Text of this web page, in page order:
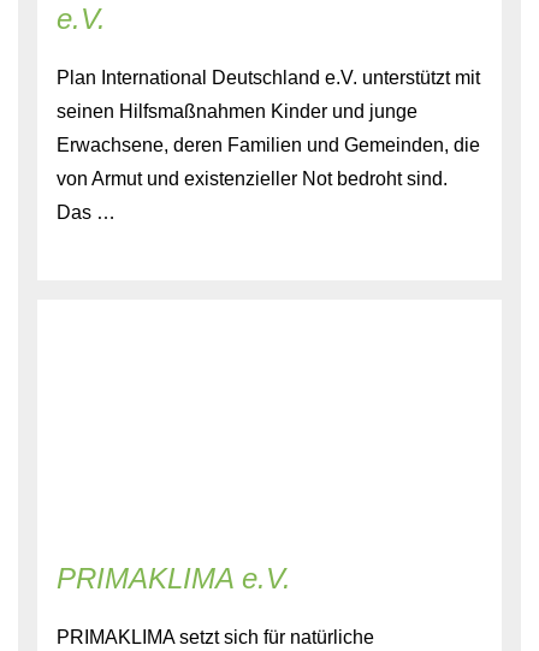
e.V.
Plan International Deutschland e.V. unterstützt mit
seinen Hilfsmaßnahmen Kinder und junge
Erwachsene, deren Familien und Gemeinden, die
von Armut und existenzieller Not bedroht sind.
Das …
PRIMAKLIMA e.V.
PRIMAKLIMA setzt sich für natürliche